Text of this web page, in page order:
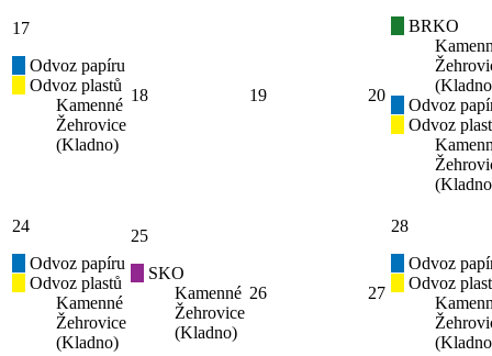
17
Odvoz papíru
Odvoz plastů
Kamenné
Žehrovice
(Kladno)
18 19 20
BRKO
Odvoz
Odvoz
24
Odvoz papíru
Odvoz plastů
Kamenné
Žehrovice
(Kladno)
25
SKO
Kamenné
Žehrovice
(Kladno)
26 27
28
Odvoz
Odvoz